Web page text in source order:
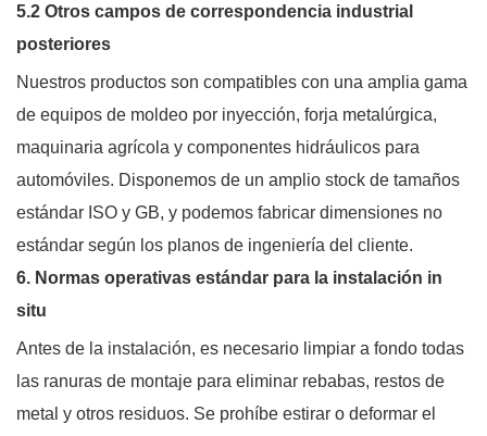
5.2 Otros campos de correspondencia industrial
posteriores
Nuestros productos son compatibles con una amplia gama
de equipos de moldeo por inyección, forja metalúrgica,
maquinaria agrícola y componentes hidráulicos para
automóviles. Disponemos de un amplio stock de tamaños
estándar ISO y GB, y podemos fabricar dimensiones no
estándar según los planos de ingeniería del cliente.
6. Normas operativas estándar para la instalación in
situ
Antes de la instalación, es necesario limpiar a fondo todas
las ranuras de montaje para eliminar rebabas, restos de
metal y otros residuos. Se prohíbe estirar o deformar el